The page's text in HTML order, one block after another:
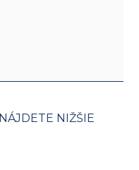
NIŽŠIE